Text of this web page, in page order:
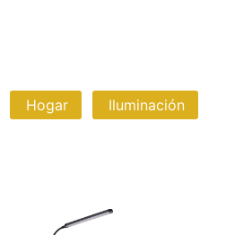
Hogar Iluminación